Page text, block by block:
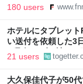
FNNプライムオンラ
180 users
ホテルにタブレッ
い送付を依頼した3
が取扱わず、諦めて
21 users
大久保佳代子が50